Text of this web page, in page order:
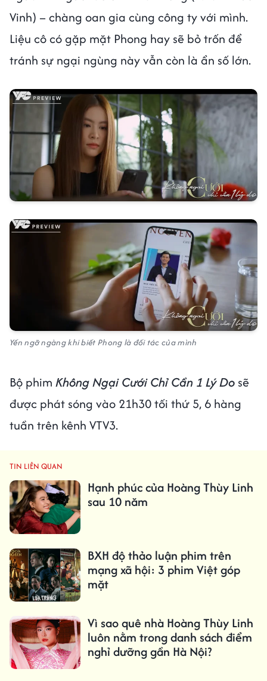
Vinh) – chàng oan gia cùng công ty với mình.
Liệu cô có gặp mặt Phong hay sẽ bỏ trốn để
tránh sự ngại ngùng này vẫn còn là ẩn số lớn.
Yến ngỡ ngàng khi biết Phong là đối tác của mình
Bộ phim Không Ngại Cưới Chỉ Cần 1 Lý Do sẽ
được phát sóng vào 21h30 tối thứ 5, 6 hàng
tuần trên kênh VTV3.
TIN LIÊN QUAN
Hạnh phúc của Hoàng Thùy Linh
sau 10 năm
BXH độ thảo luận phim trên
mạng xã hội: 3 phim Việt góp
mặt
Vì sao quê nhà Hoàng Thùy Linh
luôn nằm trong danh sách điểm
nghỉ dưỡng gần Hà Nội?